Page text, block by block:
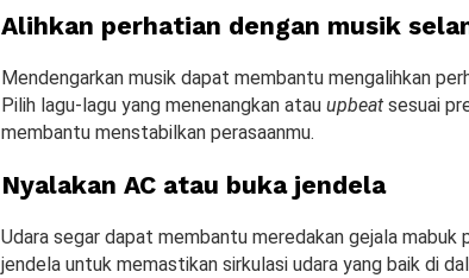
Alihkan perhatian dengan musik
Mendengarkan musik dapat membantu mengalihkan
Pilih lagu-lagu yang menenangkan atau upbeat sesuai
membantu menstabilkan perasaanmu.
Nyalakan AC atau buka jendela
Udara segar dapat membantu meredakan gejala mabuk
jendela untuk memastikan sirkulasi udara yang baik di